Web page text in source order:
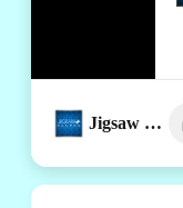
Jigsaw Deluxe